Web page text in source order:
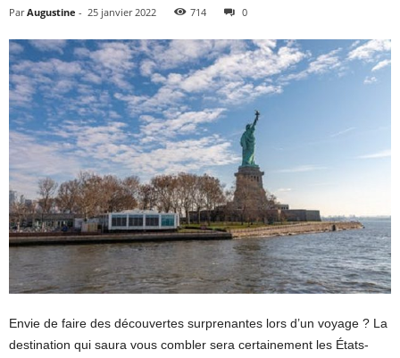
Par Augustine - 25 janvier 2022 714 0
Envie de faire des découvertes surprenantes lors d’un voyage ? La
destination qui saura vous combler sera certainement les États-